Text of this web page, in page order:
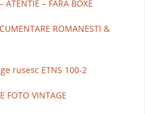
– FARA BOXE
ROMANESTI &
rusesc ETNS 100-2
FOTO VINTAGE